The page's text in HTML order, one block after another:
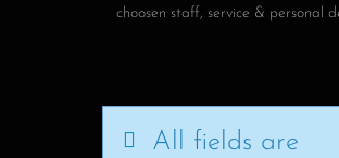
choosen staff, service & personal
All fields are